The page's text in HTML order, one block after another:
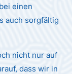
einen
auch sorgfältig
nicht nur auf
dass wir in